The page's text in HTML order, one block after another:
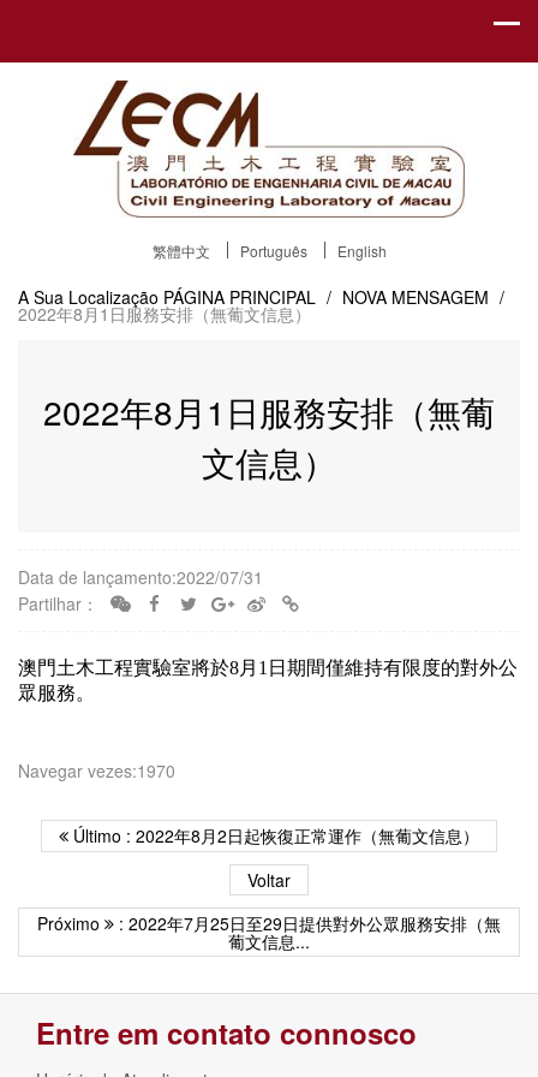
繁體中文 Português English
A Sua Localização PÁGINA PRINCIPAL / NOVA MENSAGEM /
2022年8月1日服務安排（無葡文信息）
2022年8月1日服務安排（無葡
文信息）
Data de lançamento:2022/07/31
Partilhar：
澳門土木工程實驗室將於8月1日期間僅維持有限度的對外公
眾服務。
Navegar vezes:1970
Último : 2022年8月2日起恢復正常運作（無葡文信息）
Voltar
Próximo
: 2022年7月25日至29日提供對外公眾服務安排（無
葡文信息...
Entre em contato connosco